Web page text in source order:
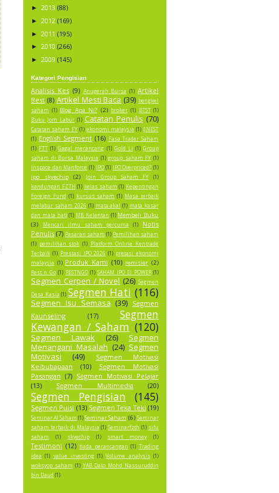
► 2013 (88)
► 2012 (169)
► 2011 (195)
► 2010 (266)
► 2009 (145)
Kategori Pengisian
Analisis Kes (9) Anugerah Bursa (1) Artikel
Best (8) Artikel Mesti Baca (39) bengkel
saham (1) Blog Apa Ni? (2) broker (1) BTST (1)
Buku Jom Labur (1) Catatan Penulis (70)
Catatan saham FY (1) ekonomi malaysia (1) ENEST
(1) English Segment (16) Fasa Trader Saham
(1) FTT (1) Gagal merancang (1) Gold Li (1) Group
saham di Bursa Malaysia (1) group saham FY (1)
Inspace dan Manforce (1) IPO (1) IPO Overpriced? (1)
ipo skyechip (2) Join Group Saham FY
(1)
kandungan FZTH (1) kelas saham (1) Kepentingan
Foreign Fund (1) kursus saham (1) Masa terbaik
melabur saham 2026 (1) mata akal (1) mata kasar
dan mata hati (1) MB Kelantan (1) Membeli Buku
(3)
Mencari ilmu saham percuma (1)
Notis
Penulis (7) Pasaran saham (1) Pemilihan saham
(1) pemilihan stok (1) Platform Online Kentrade
Terbaik (1) Prestasi IPO 2026 (1) pretasi ekonomi
malaysia (1) Produk Kami (10) remisier (2)
Rest n Go (1) RESTNGO (1) SAHAM IPO EI POWER (1)
Segmen Cerpen / Novel (26) Segmen
Desa Kasia (1) Segmen Hati (116)
Segmen Isu Semasa (39) Segmen
Kaunseling
(17)
Segmen
Kewangan / Saham (120)
Segmen Lawak (26)
Segmen
Menangani Masalah (24) Segmen
Motivasi
(49)
Segmen Motivasi
Keibubapaan
(10)
Segmen Motivasi
Pasangan (7) Segmen Motivasi Pelajar
(13)
Segmen Multimedia (20)
Segmen Pengisian (145)
Segmen Puisi (13) Segmen Teka Teki (19)
Seminar AI Saham (1)Seminar Saham (6) Seminar
saham terbaik di Malaysia (1) Seminarfzth (1) sifu
saham
(1) skyechip (1) smart money (1)
Testimoni (12) tiada perancangan (1) Trading
idea (1) value investing (1) Volume analysis (1)
woksyop saham (1) YAB Dato Mohd Nassuruddin
bin Daud (1)